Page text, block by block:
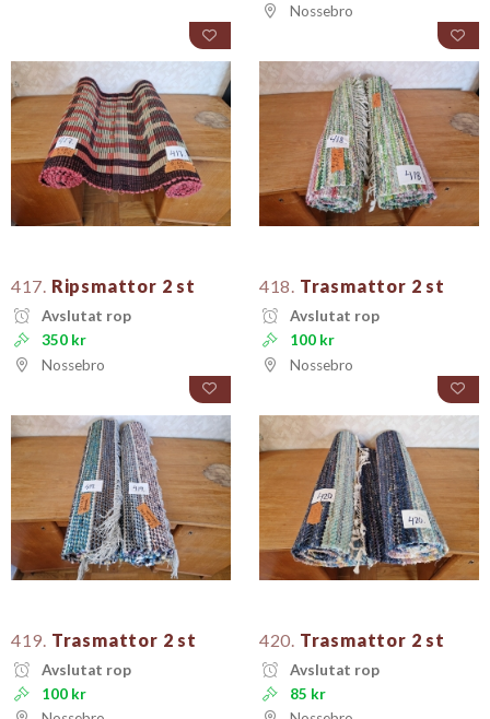
Nossebro
417. Ripsmattor 2 st
Avslutat rop
350 kr
Nossebro
418. Trasmattor 2 st
Avslutat rop
100 kr
Nossebro
419. Trasmattor 2 st
Avslutat rop
100 kr
420. Trasmattor 2 st
Avslutat rop
85 kr